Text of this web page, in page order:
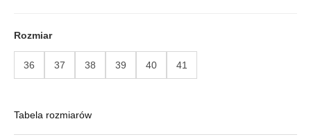
Rozmiar
36 37 38 39 40 41
Tabela rozmiarów